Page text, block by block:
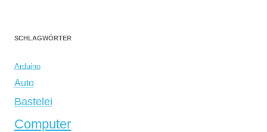
SCHLAGWÖRTER
Arduino
Auto
Bastelei
Computer